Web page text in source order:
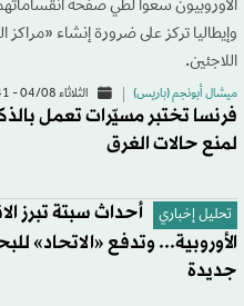
الأوروبيون سعوا لطي صفحة
وإيطاليا تركز على ضرورة إنشاء
اللاجئين.
ميشال أبونجم (باريس) الثلاثاء 04/08 - 17:41
فرنسا تختبر مسيّرات تعمل
لمنع حالات الغرق
تحليل إخباري
أحداث سبتة تبرز
الأوروبية... وتدفع
جديدة